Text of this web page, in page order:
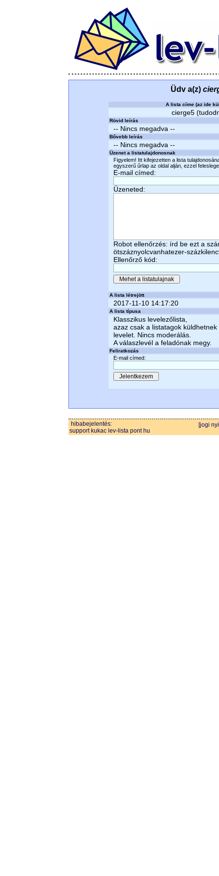
Üdv a(z)
A lista címe (az ide
cierge5
Rövid leírás
-- Nincs megadva --
Bővebb leírás
-- Nincs megadva --
Üzenet a listatulajdonosnak
Figyelem! Itt kifejezetten a lista
egyszerű űrlap az oldal alján, ezzel
E-mail címed:
Üzeneted:
Robot ellenőrzés: írd be ezt a
ötszáznyolcvanhatezer-
Ellenőrző kód:
A lista létrejött
2017-11-10 14:17:20
A lista típusa
Klasszikus levelezőlista,
azaz csak a listatagok küldhetnek
levelet. Nincs moderálás.
A válaszlevél a feladónak megy.
Feliratkozás
E-mail címed:
hibabejelentés:
support kukac lev-lista pont hu
[jogi